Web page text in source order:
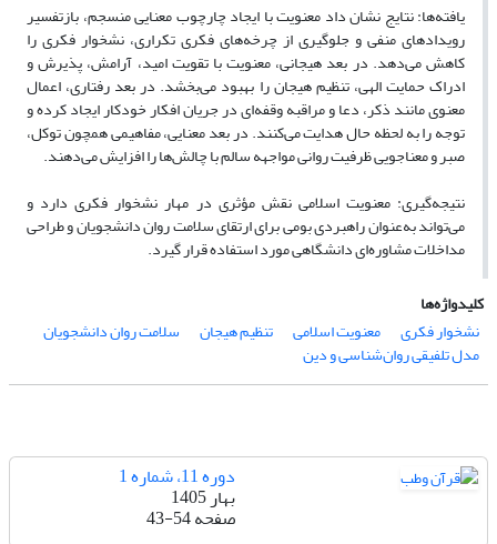
یافته‌ها: نتایج نشان داد معنویت با ایجاد چارچوب معنایی منسجم، بازتفسیر
رویدادهای منفی و جلوگیری از چرخه‌های فکری تکراری، نشخوار فکری را
کاهش می‌دهد. در بعد هیجانی، معنویت با تقویت امید، آرامش، پذیرش و
ادراک حمایت الهی، تنظیم هیجان را بهبود می‌بخشد. در بعد رفتاری، اعمال
معنوی مانند ذکر، دعا و مراقبه وقفه‌ای در جریان افکار خودکار ایجاد کرده و
توجه را به لحظه حال هدایت می‌کنند. در بعد معنایی، مفاهیمی همچون توکل،
صبر و معناجویی ظرفیت روانی مواجهه سالم با چالش‌ها را افزایش می‌دهند.
نتیجه‌گیری: معنویت اسلامی نقش مؤثری در مهار نشخوار فکری دارد و
می‌تواند به‌عنوان راهبردی بومی برای ارتقای سلامت روان دانشجویان و طراحی
مداخلات مشاوره‌ای دانشگاهی مورد استفاده قرار گیرد.
کلیدواژه‌ها
نشخوار فکری
معنویت اسلامی تنظیم هیجان سلامت روان دانشجویان
مدل تلفیقی روان‌شناسی و دین
دوره 11، شماره 1
بهار 1405
صفحه43-54